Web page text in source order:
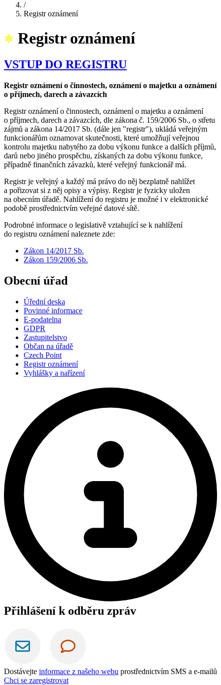
/
Registr oznámení
Registr oznámení
VSTUP DO REGISTRU
Registr oznámení o činnostech, oznámení o majetku a oznámení
o příjmech, darech a závazcích
Registr oznámení o činnostech, oznámení o majetku a oznámení
o příjmech, darech a závazcích, dle zákona č. 159/2006 Sb., o střetu
zájmů a zákona 14/2017 Sb. (dále jen "registr"), ukládá veřejným
funkcionářům oznamovat skutečnosti, které umožňují veřejnou
kontrolu majetku nabytého za dobu výkonu funkce a dalších příjmů,
darů nebo jiného prospěchu, získaných za dobu výkonu funkce,
případně finančních závazků, které veřejný funkcionář má.
Registr je veřejný a každý má právo do něj bezplatně nahlížet
a pořizovat si z něj opisy a výpisy. Registr je fyzicky uložen
na obecním úřadě. Nahlížení do registru je možné i v elektronické
podobě prostřednictvím veřejné datové sítě.
Podrobné informace o legislativě vztahující se k nahlížení
do registru oznámení naleznete zde:
Zákon 14/2017 Sb.
Zákon 159/2006 Sb.
Obecní úřad
Úřední deska
Povinné informace
E-podatelna
GDPR
Zastupitelstvo
Občan na úřadě
Czech Point
Registr oznámení
Vyhlášky a nařízení
Přihlášení k odběru zpráv
Dostávejte informace z našeho webu prostřednictvím SMS a e-mailů
Chci se zaregistrovat